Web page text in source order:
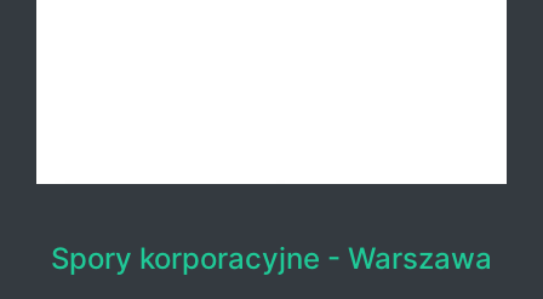
Spory korporacyjne - Warszawa